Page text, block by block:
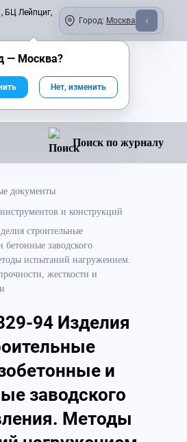
БЦ Лейпциг,
Город: Москва
Поиск по журналу
документы
и конструкций
строительные
бетонные заводского
испытаний нагружением.
жесткости и
94 Изделия
и
заводского
Методы
— Москва?
Нет, изменить